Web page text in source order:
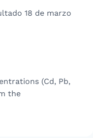
18 de marzo
(Cd, Pb,
the